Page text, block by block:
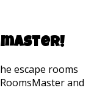
master!
escape rooms
and